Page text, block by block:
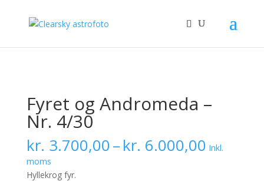
Fyret og Andromeda –
Nr. 4/30
kr. 3.700,00–kr. 6.000,00
kr.
Inkl.
moms
Hyllekrog fyr.